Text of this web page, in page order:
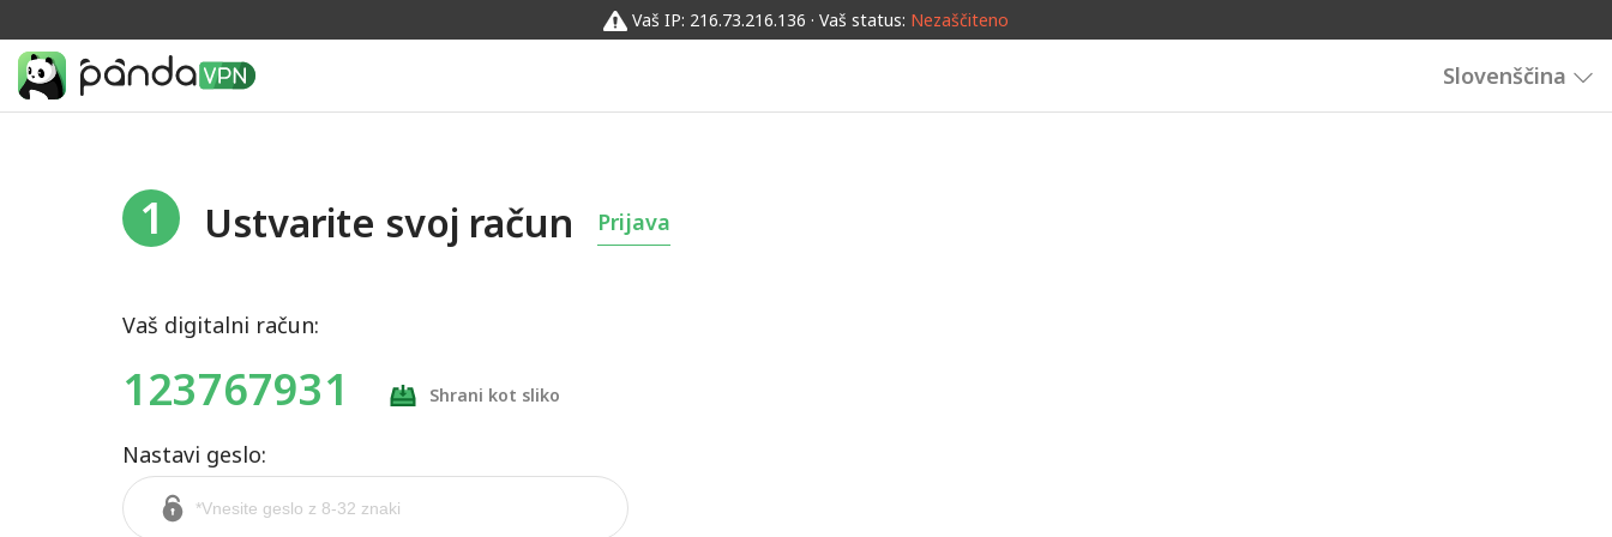
Vaš IP: 216.73.216.136 · Vaš status: Nezaščiteno
Slovenščina
1 Ustvarite svoj račun Prijava
Vaš digitalni račun:
123767931 Shrani kot sliko
Nastavi geslo: